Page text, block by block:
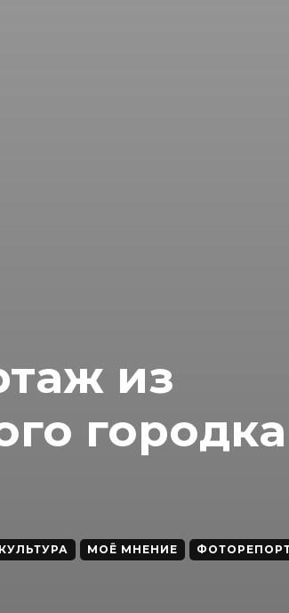
из
КУЛЬТУРА МОЁ МНЕНИЕ